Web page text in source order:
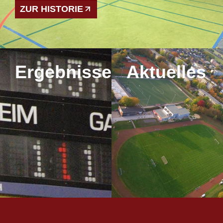
ZUR HISTORIE
Ergebnisse
MEHR
ERFAHREN
Aktuelles
MEHR
ERFAHREN